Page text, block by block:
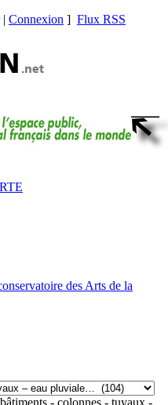
| Connexion ] Flux RSS
des Arts de la
- colonnes - tuyaux -